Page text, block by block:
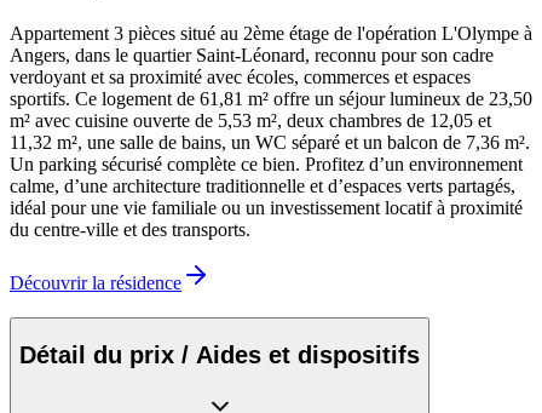
Appartement 3 pièces situé au 2ème étage de l'opération L'Olympe à
Angers, dans le quartier Saint-Léonard, reconnu pour son cadre
verdoyant et sa proximité avec écoles, commerces et espaces
sportifs. Ce logement de 61,81 m² offre un séjour lumineux de 23,50
m² avec cuisine ouverte de 5,53 m², deux chambres de 12,05 et
11,32 m², une salle de bains, un WC séparé et un balcon de 7,36 m².
Un parking sécurisé complète ce bien. Profitez d’un environnement
calme, d’une architecture traditionnelle et d’espaces verts partagés,
idéal pour une vie familiale ou un investissement locatif à proximité
du centre-ville et des transports.
Découvrir la résidence
Détail du prix / Aides et dispositifs